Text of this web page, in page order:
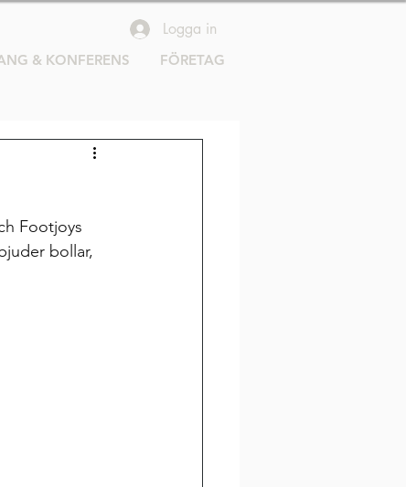
& KONFERENS FÖRETAG
Logga in
Footjoys
bollar,